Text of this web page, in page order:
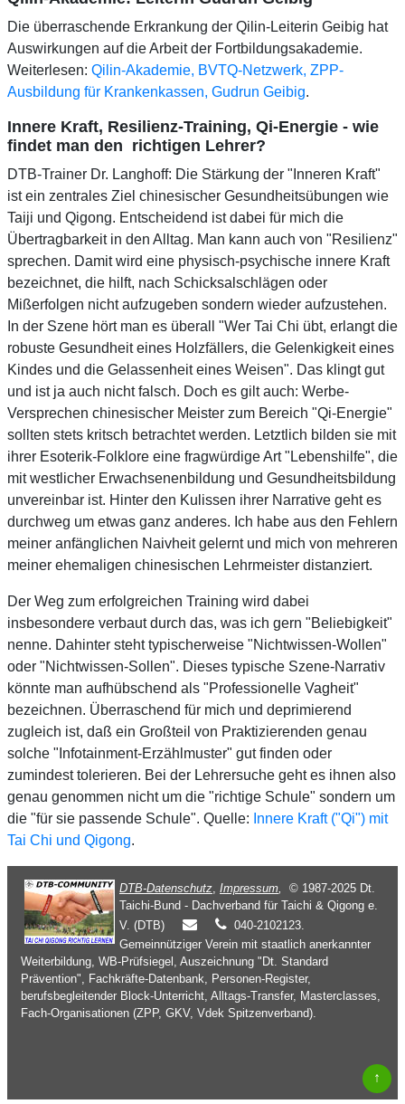
Die überraschende Erkrankung der Qilin-Leiterin Geibig hat
Auswirkungen auf die Arbeit der Fortbildungsakademie.
Weiterlesen: Qilin-Akademie, BVTQ-Netzwerk, ZPP-
Ausbildung für Krankenkassen, Gudrun Geibig.
Innere Kraft, Resilienz-Training, Qi-Energie - wie
findet man den richtigen Lehrer?
DTB-Trainer Dr. Langhoff: Die Stärkung der "Inneren Kraft"
ist ein zentrales Ziel chinesischer Gesundheitsübungen wie
Taiji und Qigong. Entscheidend ist dabei für mich die
Übertragbarkeit in den Alltag. Man kann auch von "Resilienz"
sprechen. Damit wird eine physisch-psychische innere Kraft
bezeichnet, die hilft, nach Schicksalschlägen oder
Mißerfolgen nicht aufzugeben sondern wieder aufzustehen.
In der Szene hört man es überall "Wer Tai Chi übt, erlangt die
robuste Gesundheit eines Holzfällers, die Gelenkigkeit eines
Kindes und die Gelassenheit eines Weisen". Das klingt gut
und ist ja auch nicht falsch. Doch es gilt auch: Werbe-
Versprechen chinesischer Meister zum Bereich "Qi-Energie"
sollten stets kritsch betrachtet werden. Letztlich bilden sie mit
ihrer Esoterik-Folklore eine fragwürdige Art "Lebenshilfe", die
mit westlicher Erwachsenenbildung und Gesundheitsbildung
unvereinbar ist. Hinter den Kulissen ihrer Narrative geht es
durchweg um etwas ganz anderes. Ich habe aus den Fehlern
meiner anfänglichen Naivheit gelernt und mich von mehreren
meiner ehemaligen chinesischen Lehrmeister distanziert.
Der Weg zum erfolgreichen Training wird dabei
insbesondere verbaut durch das, was ich gern "Beliebigkeit"
nenne. Dahinter steht typischerweise "Nichtwissen-Wollen"
oder "Nichtwissen-Sollen". Dieses typische Szene-Narrativ
könnte man aufhübschend als "Professionelle Vagheit"
bezeichnen. Überraschend für mich und deprimierend
zugleich ist, daß ein Großteil von Praktizierenden genau
solche "Infotainment-Erzählmuster" gut finden oder
zumindest tolerieren. Bei der Lehrersuche geht es ihnen also
genau genommen nicht um die "richtige Schule" sondern um
die "für sie passende Schule". Quelle: Innere Kraft ("Qi") mit
Tai Chi und Qigong.
↑
DTB-Datenschutz Impressum
© 1987-2025 Dt.
Taichi-Bund - Dachverband für Taichi & Qigong e.
V. (DTB)
040-2102123.
Gemeinnütziger Verein mit staatlich anerkannter
Weiterbildung, WB-Prüfsiegel, Auszeichnung "Dt. Standard
Prävention", Fachkräfte-Datenbank, Personen-Register,
berufsbegleitender Block-Unterricht, Alltags-Transfer, Masterclasses,
Fach-Organisationen (ZPP, GKV, Vdek Spitzenverband).